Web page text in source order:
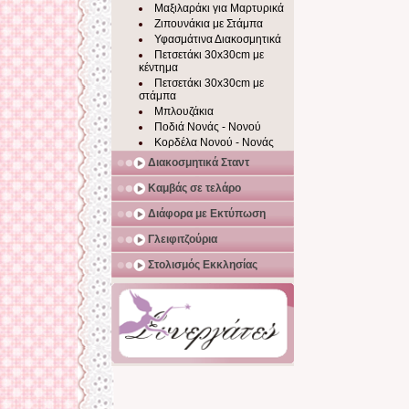
Μαξιλαράκι για Μαρτυρικά
Ζιπουνάκια με Στάμπα
Υφασμάτινα Διακοσμητικά
Πετσετάκι 30x30cm με
κέντημα
Πετσετάκι 30x30cm με
στάμπα
Μπλουζάκια
Ποδιά Νονάς - Νονού
Κορδέλα Νονού - Νονάς
Διακοσμητικά Σταντ
Καμβάς σε τελάρο
Διάφορα με Εκτύπωση
Γλειφιτζούρια
Στολισμός Εκκλησίας